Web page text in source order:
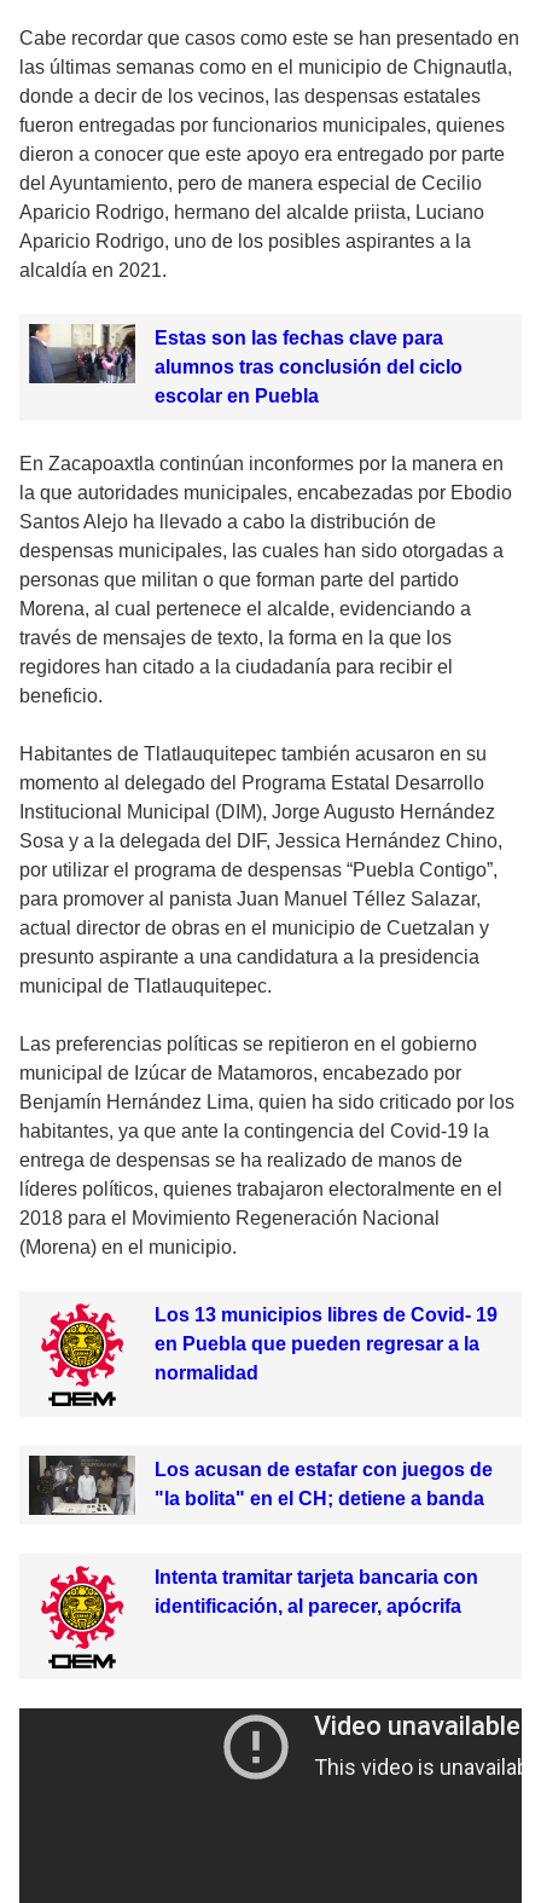
Cabe recordar que casos como este se han presentado en
las últimas semanas como en el municipio de Chignautla,
donde a decir de los vecinos, las despensas estatales
fueron entregadas por funcionarios municipales, quienes
dieron a conocer que este apoyo era entregado por parte
del Ayuntamiento, pero de manera especial de Cecilio
Aparicio Rodrigo, hermano del alcalde priista, Luciano
Aparicio Rodrigo, uno de los posibles aspirantes a la
alcaldía en 2021.
Estas son las fechas clave para
alumnos tras conclusión del ciclo
escolar en Puebla
En Zacapoaxtla continúan inconformes por la manera en
la que autoridades municipales, encabezadas por Ebodio
Santos Alejo ha llevado a cabo la distribución de
despensas municipales, las cuales han sido otorgadas a
personas que militan o que forman parte del partido
Morena, al cual pertenece el alcalde, evidenciando a
través de mensajes de texto, la forma en la que los
regidores han citado a la ciudadanía para recibir el
beneficio.
Habitantes de Tlatlauquitepec también acusaron en su
momento al delegado del Programa Estatal Desarrollo
Institucional Municipal (DIM), Jorge Augusto Hernández
Sosa y a la delegada del DIF, Jessica Hernández Chino,
por utilizar el programa de despensas “Puebla Contigo”,
para promover al panista Juan Manuel Téllez Salazar,
actual director de obras en el municipio de Cuetzalan y
presunto aspirante a una candidatura a la presidencia
municipal de Tlatlauquitepec.
Las preferencias políticas se repitieron en el gobierno
municipal de Izúcar de Matamoros, encabezado por
Benjamín Hernández Lima, quien ha sido criticado por los
habitantes, ya que ante la contingencia del Covid-19 la
entrega de despensas se ha realizado de manos de
líderes políticos, quienes trabajaron electoralmente en el
2018 para el Movimiento Regeneración Nacional
(Morena) en el municipio.
Los 13 municipios libres de Covid- 19
en Puebla que pueden regresar a la
normalidad
Los acusan de estafar con juegos de
"la bolita" en el CH; detiene a banda
Intenta tramitar tarjeta bancaria con
identificación, al parecer, apócrifa